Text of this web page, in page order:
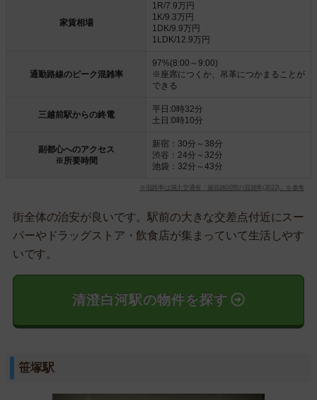
家賃相場
1R/7.9万円
1K/9.3万円
1DK/9.9万円
1LDK/12.9万円
通勤路線のピーク混雑率
97%(8:00～9:00)
※座席につくか、吊革につかまることが
できる
三越前駅からの終電
平日:0時32分
土日:0時10分
副都心へのアクセス
※所要時間
新宿：30分～38分
渋谷：24分～32分
池袋：32分～43分
※混雑率は国土交通省「最混雑区間の混雑率(2022)」を参考
街全体の治安が良いです。駅前の大きな交差点付近にスー
パーやドラッグストア・飲食店が集まっていて生活しやす
いです。
清澄白河駅の物件を探す
笹塚駅